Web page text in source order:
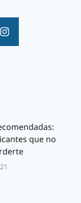
que no